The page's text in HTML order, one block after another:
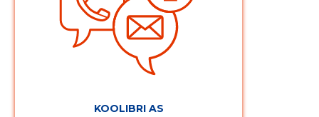
KOOLIBRI AS